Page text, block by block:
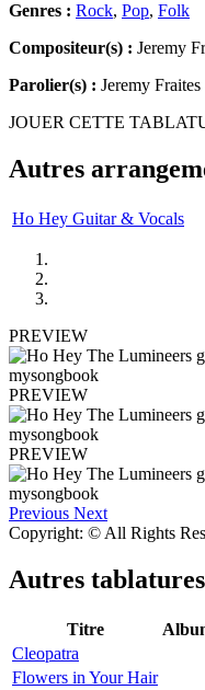
Genres : Rock, Pop, Folk
Compositeur(s) : Jeremy
Parolier(s) : Jeremy
JOUER CETTE
Autres
Ho Hey Guitar & Vocals
PREVIEW
PREVIEW
PREVIEW
Previous Next
Copyright: © All Rights
Autres
Titre
Cleopatra
Flowers in Your Hair